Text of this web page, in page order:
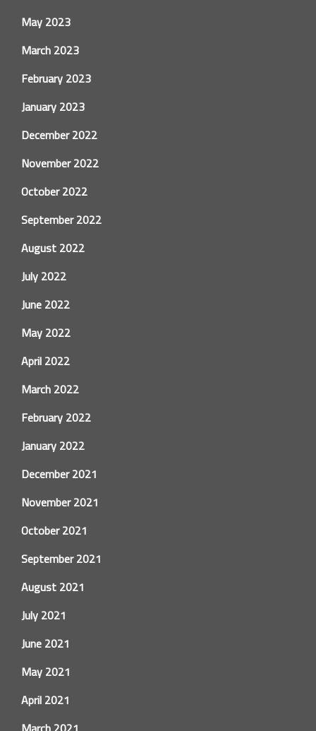
May 2023
March 2023
February 2023
January 2023
December 2022
November 2022
October 2022
September 2022
August 2022
July 2022
June 2022
May 2022
April 2022
March 2022
February 2022
January 2022
December 2021
November 2021
October 2021
September 2021
August 2021
July 2021
June 2021
May 2021
April 2021